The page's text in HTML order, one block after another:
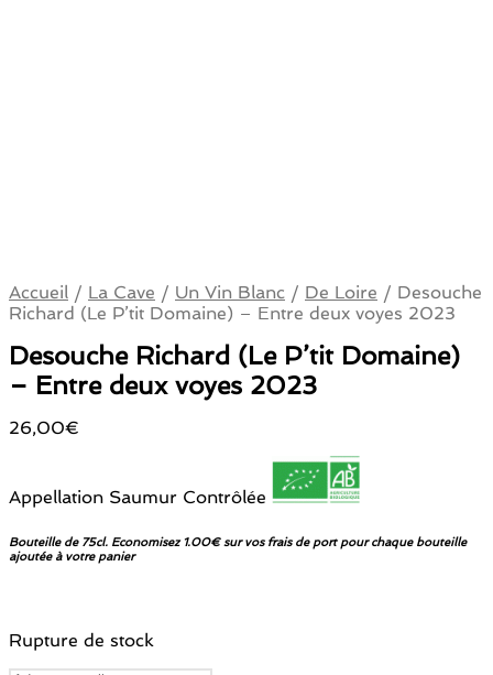
Accueil / La Cave / Un Vin Blanc / De Loire / Desouche
Richard (Le P’tit Domaine) – Entre deux voyes 2023
Desouche Richard (Le P’tit Domaine)
– Entre deux voyes 2023
26,00€
Appellation Saumur Contrôlée
Bouteille de 75cl. Economisez 1.00€ sur vos frais de port pour chaque bouteille
ajoutée à votre panier
Rupture de stock